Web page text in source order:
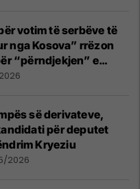
votim të serbëve të
nga Kosova” rrëzon
“përndjekjen” e
së derivateve,
për deputet
Kryeziu
2026